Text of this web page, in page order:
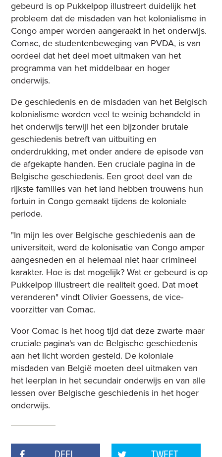
gebeurd is op Pukkelpop illustreert duidelijk het
probleem dat de misdaden van het kolonialisme in
Congo amper worden aangeraakt in het onderwijs.
Comac, de studentenbeweging van PVDA, is van
oordeel dat het deel moet uitmaken van het
programma van het middelbaar en hoger
onderwijs.
De geschiedenis en de misdaden van het Belgisch
kolonialisme worden veel te weinig behandeld in
het onderwijs terwijl het een bijzonder brutale
geschiedenis betreft van uitbuiting en
onderdrukking, met onder andere de episode van
de afgekapte handen. Een cruciale pagina in de
Belgische geschiedenis. Een groot deel van de
rijkste families van het land hebben trouwens hun
fortuin in Congo gemaakt tijdens de koloniale
periode.
"In mijn les over Belgische geschiedenis aan de
universiteit, werd de kolonisatie van Congo amper
aangesneden en al helemaal niet haar crimineel
karakter. Hoe is dat mogelijk? Wat er gebeurd is op
Pukkelpop illustreert die realiteit goed. Dat moet
veranderen" vindt Olivier Goessens, de vice-
voorzitter van Comac.
Voor Comac is het hoog tijd dat deze zwarte maar
cruciale pagina's van de Belgische geschiedenis
aan het licht worden gesteld. De koloniale
misdaden van België moeten deel uitmaken van
het leerplan in het secundair onderwijs en van alle
lessen over Belgische geschiedenis in het hoger
onderwijs.